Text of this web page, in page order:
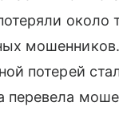
потерей
перевела